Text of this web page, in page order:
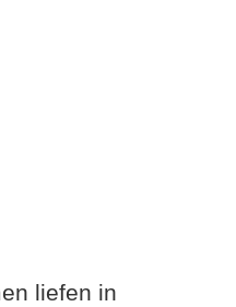
liefen in